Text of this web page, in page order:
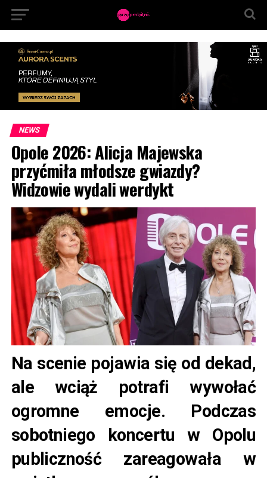
NEWS
Opole 2026: Alicja Majewska
przyćmiła młodsze gwiazdy?
Widzowie wydali werdykt
Na scenie pojawia się od dekad,
ale wciąż potrafi wywołać
ogromne emocje. Podczas
sobotniego koncertu w Opolu
publiczność zareagowała w